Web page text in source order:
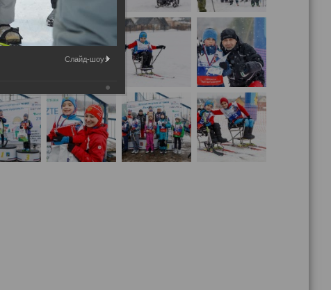
Слайд-шоу: